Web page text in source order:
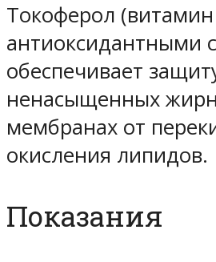
Токоферол
антиоксидантными
обеспечивает
ненасыщенных
мембранах от
окисления липидов.
Показания